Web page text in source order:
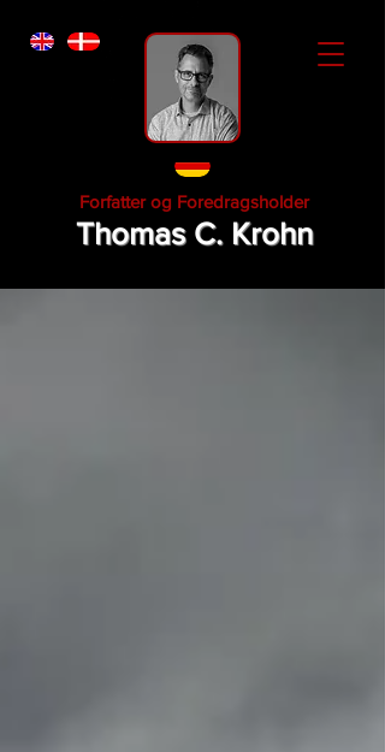
Forfatter og Foredragsholder
Thomas C. Krohn